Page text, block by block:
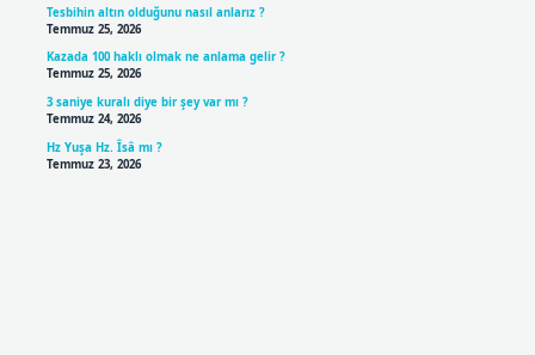
Tesbihin altın olduğunu nasıl anlarız ?
Temmuz 25, 2026
Kazada 100 haklı olmak ne anlama gelir ?
Temmuz 25, 2026
3 saniye kuralı diye bir şey var mı ?
Temmuz 24, 2026
Hz Yuşa Hz. Îsâ mı ?
Temmuz 23, 2026